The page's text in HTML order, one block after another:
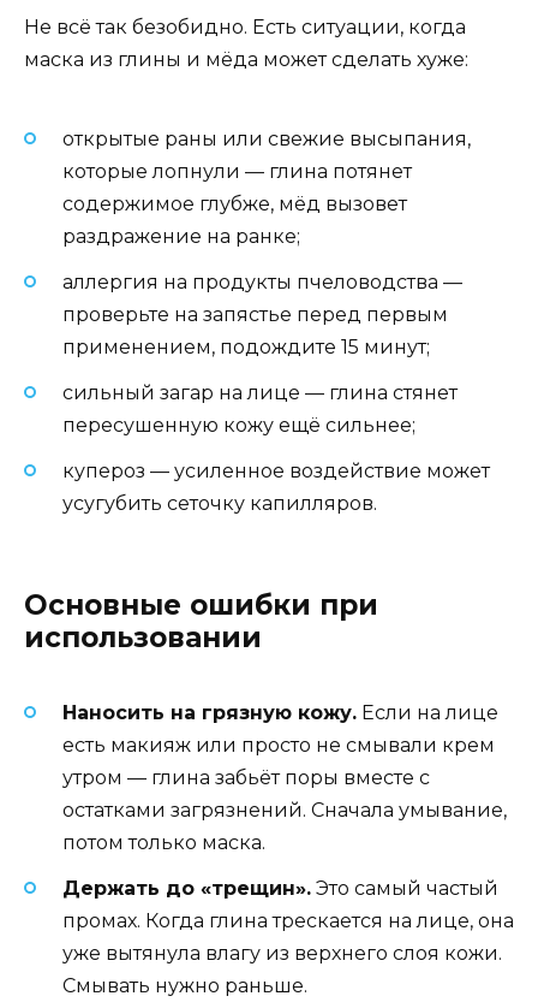
Не всё так безобидно. Есть ситуации, когда
маска из глины и мёда может сделать хуже:
открытые раны или свежие высыпания,
которые лопнули — глина потянет
содержимое глубже, мёд вызовет
раздражение на ранке;
аллергия на продукты пчеловодства —
проверьте на запястье перед первым
применением, подождите 15 минут;
сильный загар на лице — глина стянет
пересушенную кожу ещё сильнее;
купероз — усиленное воздействие может
усугубить сеточку капилляров.
Основные ошибки при
использовании
Наносить на грязную кожу. Если на лице
есть макияж или просто не смывали крем
утром — глина забьёт поры вместе с
остатками загрязнений. Сначала умывание,
потом только маска.
Держать до «трещин». Это самый частый
промах. Когда глина трескается на лице, она
уже вытянула влагу из верхнего слоя кожи.
Смывать нужно раньше.